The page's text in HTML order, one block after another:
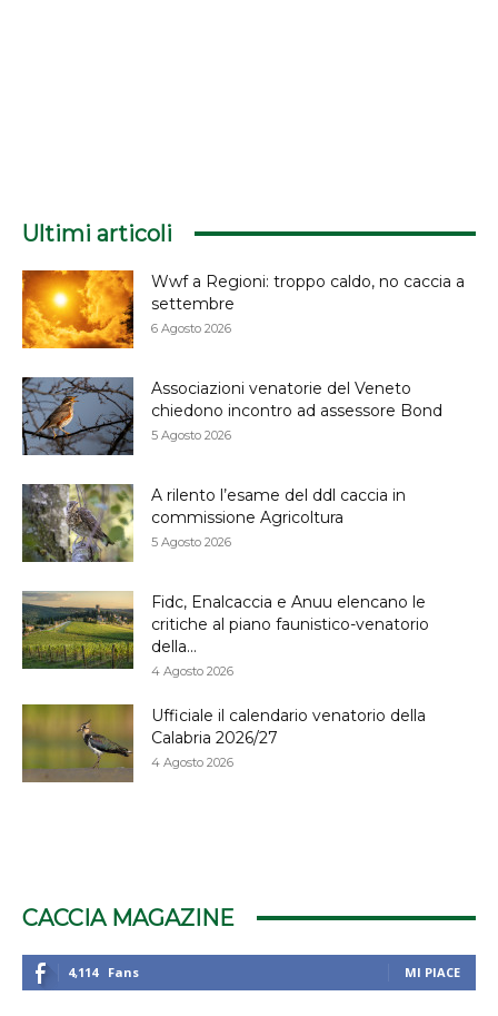
Ultimi articoli
Wwf a Regioni: troppo caldo, no caccia a
settembre
6 Agosto 2026
Associazioni venatorie del Veneto
chiedono incontro ad assessore Bond
5 Agosto 2026
A rilento l’esame del ddl caccia in
commissione Agricoltura
5 Agosto 2026
Fidc, Enalcaccia e Anuu elencano le
critiche al piano faunistico-venatorio
della...
4 Agosto 2026
Ufficiale il calendario venatorio della
Calabria 2026/27
4 Agosto 2026
CACCIA MAGAZINE
4,114 Fans MI PIACE